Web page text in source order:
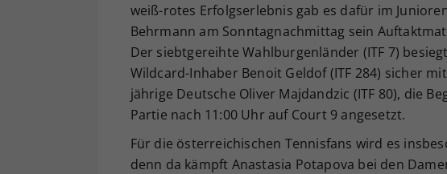
weiß-rotes Erfolgserlebnis gab es dafür im
Behrmann am Sonntagnachmittag sein
Der siebtgereihte Wahlburgenländer (ITF 7)
Wildcard-Inhaber Benoit Geldof (ITF 284) sicher
jährige Deutsche Oliver Majdandzic (ITF 80), die
Partie nach 11:00 Uhr auf Court 9 angesetzt.
Für die österreichischen Tennisfans wird es
denn da kämpft Anastasia Potapova bei den